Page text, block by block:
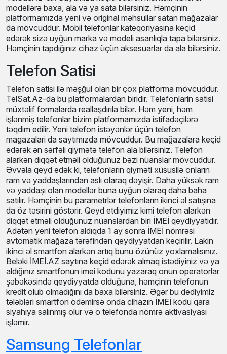
TelSat.Az-dır. Saytımıza keçid edərək müxtəlif ikinci əl
modellərə baxa, ala və ya sata bilərsiniz. Həmçinin
platformamızda yeni və original məhsullar satan mağazalar
da mövcuddur. Mobil telefonlar kateqoriyasına keçid
edərək sizə uyğun marka və modeli asanlıqla tapa bilərsiniz.
Həmçinin tapdığınız cihaz üçün aksesuarlar da ala
bilərsiniz.
Telefon Satisi
Telefon satisi ilə məşğul olan bir çox platforma mövcuddur.
TelSat.Az-da bu platformalardan biridir. Telefonlarin satisi
müxtəlif formalarda reallaşdırıla bilər. Həm yeni, həm
işlənmiş telefonlar bizim platformamızda istifadəçilərə
təqdim edilir. Yeni telefon istəyənlər üçün telefon
magazalari da saytımızda mövcuddur. Bu mağazalara
keçid edərək ən sərfəli qiymətə telefon ala bilərsiniz.
Telefon alarkən diqqət etməli olduğunuz bəzi nüanslar
mövcuddur. Əvvəla qeyd edək ki, telefonların qiyməti
xüsusilə onların ram və yaddaşlarından aslı olaraq dəyişir.
Daha yüksək ram və yaddaşı olan modellər buna uyğun
olaraq daha baha satılır. Həmçinin bu parametrlər
telefonların ikinci əl satışına da öz təsirini göstərir. Qeyd
etdiyimiz kimi telefon alarkən diqqət etməli olduğunuz
nüanslardan biri İMEİ qeydiyyatıdır. Adətən yeni telefon
aldıqda 1 ay sonra İMEİ nömrəsi avtomatik mağaza
tərəfindən qeydiyyatdan keçirilir. Lakin ikinci əl smartfon
alarkən artıq bunu özünüz yoxlamalısınız. Beləki İMEİ.AZ
saytına keçid edərək almaq istədiyiniz və ya aldığınız
smartfonun imei kodunu yazaraq onun operatorlar
şəbəkəsində qeydiyyatda olduğuna, həmçinin telefonun
kredit olub olmadığını da baxa bilərsiniz. Əgər bu dediyimiz
tələbləri smartfon ödəmirsə onda cihazın İMEİ kodu qara
siyahıya salınmış olur və o telefonda nömrə aktivasiyası
işləmir.